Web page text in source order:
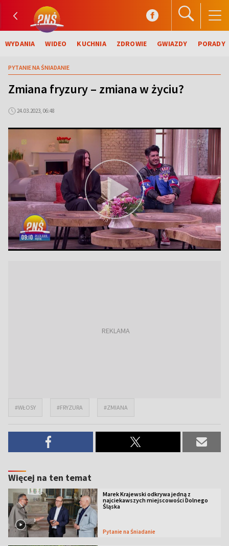
WYDANIA WIDEO KUCHNIA ZDROWIE GWIAZDY PORADY
PYTANIE NA ŚNIADANIE
Zmiana fryzury – zmiana w życiu?
24.03.2023, 06:48
#WŁOSY #FRYZURA #ZMIANA
Więcej na ten temat
Marek Krajewski odkrywa jedną z
najciekawszych miejscowości Dolnego
Śląska
Pytanie na Śniadanie